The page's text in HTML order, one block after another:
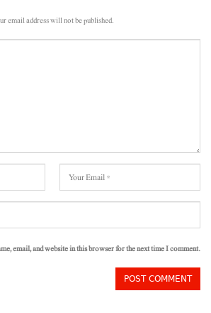
email address will not be published.
email, and website in this browser for the next time I comment.